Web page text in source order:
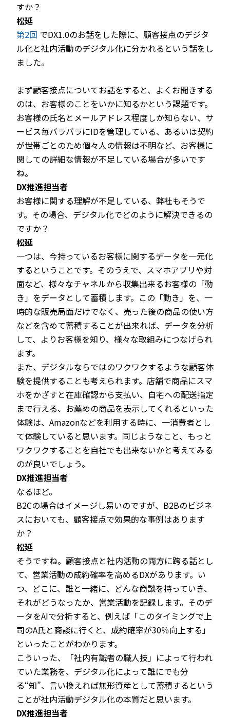
すか？
松延
第2回 でDX1.0のお話をした際に、顧客接点のデジタ
ル化と社内活動のデジタル化に分かれるという話をし
ました。
まず顧客接点についてお話をすると、よくお聞きする
のは、お客様のことをいかに知るかという課題です。
お客様の氏名とメールアドレス程度しか知らない、サ
ービス毎バラバラにIDを管理している、あるいは契約
が世帯ごとのため個々人の情報は不明など、お客様に
関しての詳細な情報が不足している場合が多いです
ね。
DX推進担当者
お客様に関する理解が不足している、弊社もそうで
す。その場合、デジタル化でどのように解決できるの
ですか？
松延
一つは、今持っているお客様に関するデータを一元化
するということです。そのうえで、スマホアプリや対
面など、様々なチャネルから収集出来るお客様の「動
き」をデータとして蓄積します。この「動き」を、一
時的な販売局面だけでなく、売った後の商品の使い方
などを含めて蓄積することが出来れば、データを分析
して、よりお客様を知り、様々な取組みにつなげられ
ます。
また、デジタルならではのワクワクするような顧客体
験を提供することも考えられます。店舗で商品にスマ
ホをかざすと在庫確認から支払い、自宅への配送指定
まで行える、お薦めの商品を表示してくれるといった
体験は、Amazonなどを利用する時に、一消費者とし
て体験していると思います。同じようなこと、もっと
ワクワクすることを自社でも出来ないかと考えてみる
のが良いでしょう。
DX推進担当者
なるほど。
B2Cの場合はイメージし易いのですが、B2Bのビジネ
スにおいても、顧客接点で効果的な事例はあります
か？
松延
そうですね。顧客接点と社内活動の両方に跨る話とし
て、営業活動の成約確率を高めるDXがあります。い
つ、どこに、誰と一緒に、どんな商談を持っていき、
それがどうなったか、営業活動を記録します。そのデ
ータをAIで分析すると、例えば「このタイミングで上
司のA氏と商談に行くと、成約確率が30％向上する」
といったことがわかります。
こういった、「社内有識者の職人技」によって行われ
ていた業務を、デジタル化によって誰にでも分
る“知”、言い換えれば無形資産として蓄積するという
ことが社内活動デジタル化の本質だと思います。
DX推進担当者